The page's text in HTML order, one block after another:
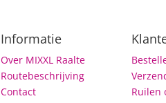
Informatie
Over MIXXL Raalte
Routebeschrijving
Contact
Ruilen